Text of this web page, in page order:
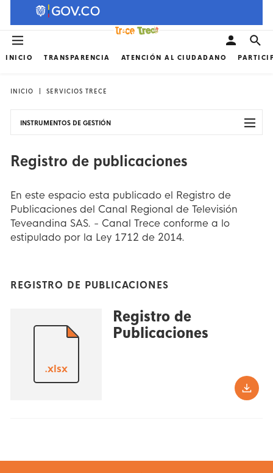
INICIO TRANSPARENCIA ATENCIÓN AL CIUDADANO
INICIO SERVICIOS TRECE
INSTRUMENTOS DE GESTIÓN
Registro de publicaciones
En este espacio esta publicado el Registro de
Publicaciones del Canal Regional de Televisión
Teveandina SAS. - Canal Trece conforme a lo
estipulado por la Ley 1712 de 2014.
REGISTRO DE PUBLICACIONES
.xlsx
Registro de
Publicaciones